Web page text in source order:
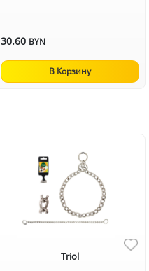
30.60 BYN
В Корзину
Triol